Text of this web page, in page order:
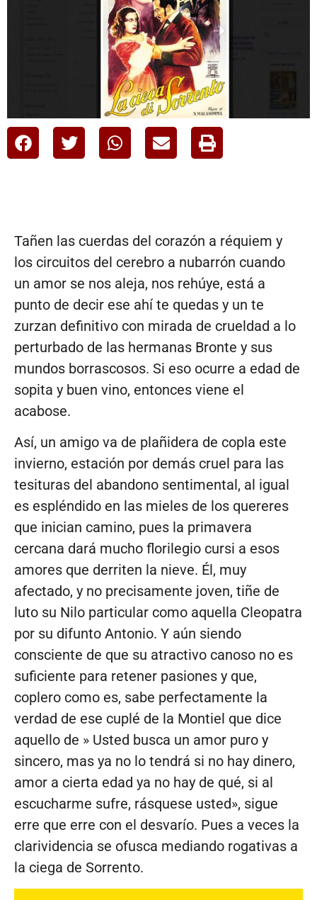
Tañen las cuerdas del corazón a réquiem y
los circuitos del cerebro a nubarrón cuando
un amor se nos aleja, nos rehúye, está a
punto de decir ese ahí te quedas y un te
zurzan definitivo con mirada de crueldad a lo
perturbado de las hermanas Bronte y sus
mundos borrascosos. Si eso ocurre a edad de
sopita y buen vino, entonces viene el
acabose.
Así, un amigo va de plañidera de copla este
invierno, estación por demás cruel para las
tesituras del abandono sentimental, al igual
es espléndido en las mieles de los quereres
que inician camino, pues la primavera
cercana dará mucho florilegio cursi a esos
amores que derriten la nieve. Él, muy
afectado, y no precisamente joven, tiñe de
luto su Nilo particular como aquella Cleopatra
por su difunto Antonio. Y aún siendo
consciente de que su atractivo canoso no es
suficiente para retener pasiones y que,
coplero como es, sabe perfectamente la
verdad de ese cuplé de la Montiel que dice
aquello de » Usted busca un amor puro y
sincero, mas ya no lo tendrá si no hay dinero,
amor a cierta edad ya no hay de qué, si al
escucharme sufre, rásquese usted», sigue
erre que erre con el desvarío. Pues a veces la
clarividencia se ofusca mediando rogativas a
la ciega de Sorrento.